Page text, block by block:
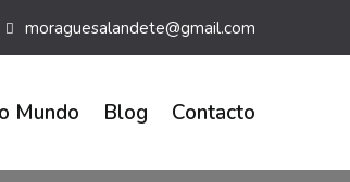
moraguesalandete@gmail.com
Mundo Blog Contacto